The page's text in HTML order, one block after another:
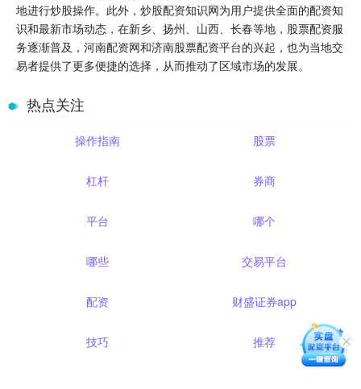
地进行炒股操作。此外，炒股配资知识网为用户提供全面的配资知
识和最新市场动态，在新乡、扬州、山西、长春等地，股票配资服
务逐渐普及，河南配资网和济南股票配资平台的兴起，也为当地交
易者提供了更多便捷的选择，从而推动了区域市场的发展。
热点关注
操作指南 股票
杠杆 券商
平台 哪个
哪些 交易平台
配资 财盛证券app
技巧 推荐